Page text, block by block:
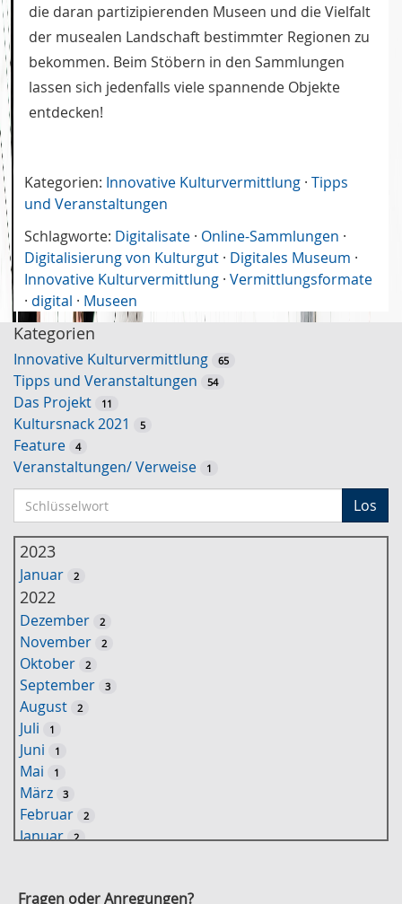
die daran partizipierenden Museen und die Vielfalt
der musealen Landschaft bestimmter Regionen zu
bekommen. Beim Stöbern in den Sammlungen
lassen sich jedenfalls viele spannende Objekte
entdecken!
Kategorien: Innovative Kulturvermittlung · Tipps
und Veranstaltungen
Schlagworte: Digitalisate · Online-Sammlungen ·
Digitalisierung von Kulturgut · Digitales Museum ·
Innovative Kulturvermittlung · Vermittlungsformate
· digital · Museen
Kategorien
Innovative Kulturvermittlung 65
Tipps und Veranstaltungen 54
Das Projekt 11
Kultursnack 2021 5
Feature 4
Veranstaltungen/ Verweise 1
c
h
ü
w
o
r
u
c
Los
2023
Januar 2
2022
Dezember 2
November 2
Oktober 2
September 3
August 2
Juli 1
Juni 1
Mai 1
März 3
Februar 2
Januar 2
Fragen oder Anregungen?